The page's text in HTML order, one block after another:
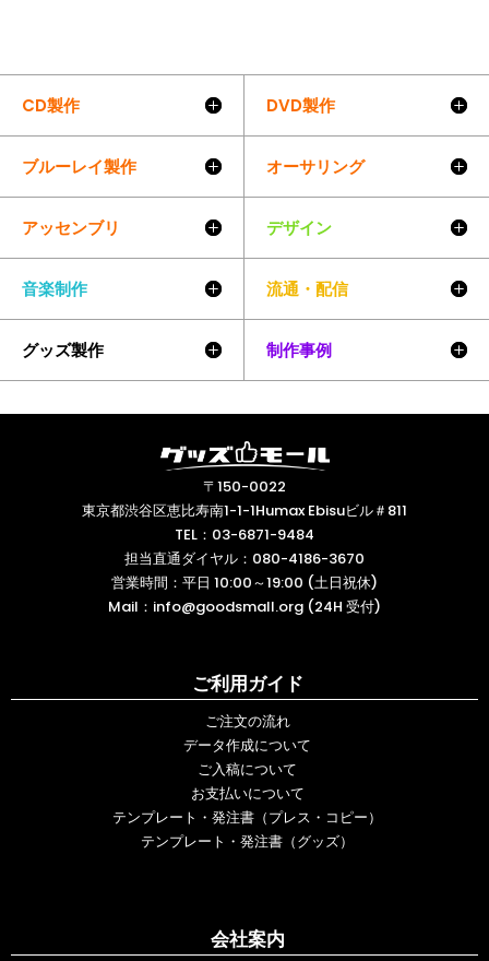
CD製作
ブルーレイ製作
アッセンブリ
音楽制作
グッズ製作
DVD製作
オーサリング
デザイン
流通・配信
制作事例
〒150-0022
東京都渋谷区恵比寿南1-1-1Humax Ebisuビル＃811
TEL： 03-6871-9484
担当直通ダイヤル： 080-4186-3670
営業時間：平日 10:00～19:00 (土日祝休)
Mail： info@goodsmall.org (24H 受付)
ご利用ガイド
ご注文の流れ
データ作成について
ご入稿について
お支払いについて
テンプレート・発注書（プレス・コピー）
テンプレート・発注書（グッズ）
会社案内